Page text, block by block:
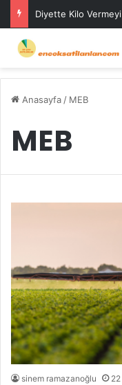
Diyette Kilo Vermeyi
Anasayfa / MEB
MEB
sinem ramazanoğlu